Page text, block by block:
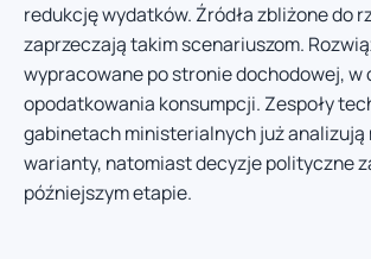
redukcję wydatków. Źródła zbliżone do
zaprzeczają takim scenariuszom.
wypracowane po stronie dochodowej, w
opodatkowania konsumpcji. Zespoły
gabinetach ministerialnych już analizują
warianty, natomiast decyzje polityczne
późniejszym etapie.